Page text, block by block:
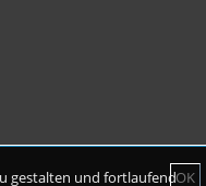
gestalten und fortlaufendOK